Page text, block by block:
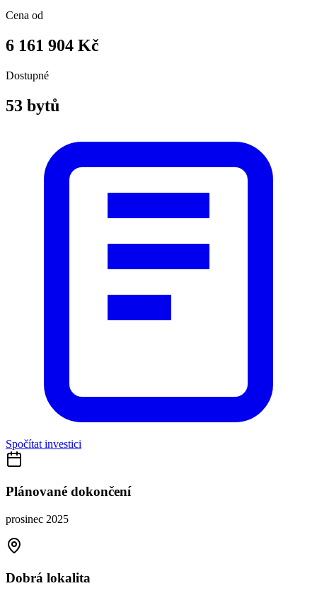
Cena od
6 161 904 Kč
Dostupné
53 bytů
Spočítat investici
Plánované dokončení
prosinec 2025
Dobrá lokalita